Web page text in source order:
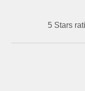
5 Stars